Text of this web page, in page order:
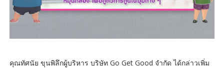
คุณทัศนัย ขุนพิลึกผู้บริหาร บริษัท Go Get Good จำกัด ได้กล่าวเพิ่ม